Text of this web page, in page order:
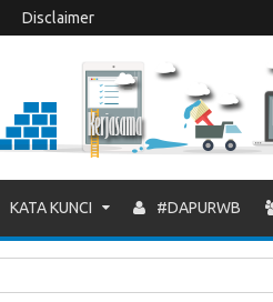
Disclaimer
KATA KUNCI #DAPURWB